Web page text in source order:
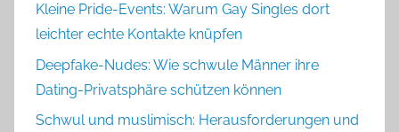
Kleine Pride-Events: Warum Gay Singles dort
leichter echte Kontakte knüpfen
Deepfake-Nudes: Wie schwule Männer ihre
Dating-Privatsphäre schützen können
Schwul und muslimisch: Herausforderungen und